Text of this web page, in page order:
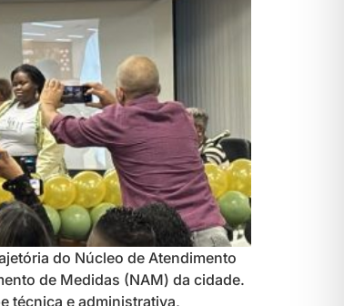
do Núcleo de Atendimento
de Medidas (NAM) da cidade.
técnica e administrativa,